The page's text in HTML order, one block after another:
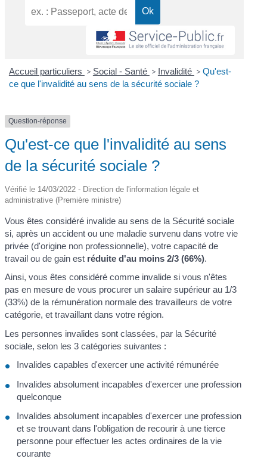
Accueil particuliers > Social - Santé > Invalidité > Qu'est-
ce que l'invalidité au sens de la sécurité sociale ?
Question-réponse
Qu'est-ce que l'invalidité au sens
de la sécurité sociale ?
Vérifié le 14/03/2022 - Direction de l'information légale et
administrative (Première ministre)
Vous êtes considéré invalide au sens de la Sécurité sociale
si, après un accident ou une maladie survenu dans votre vie
privée (d'origine non professionnelle), votre capacité de
travail ou de gain est réduite d'au moins 2/3 (66%).
Ainsi, vous êtes considéré comme invalide si vous n'êtes
pas en mesure de vous procurer un salaire supérieur au 1/3
(33%) de la rémunération normale des travailleurs de votre
catégorie, et travaillant dans votre région.
Les personnes invalides sont classées, par la Sécurité
sociale, selon les 3 catégories suivantes :
Invalides capables d'exercer une activité rémunérée
Invalides absolument incapables d'exercer une profession
quelconque
Invalides absolument incapables d'exercer une profession
et se trouvant dans l'obligation de recourir à une tierce
personne pour effectuer les actes ordinaires de la vie
courante